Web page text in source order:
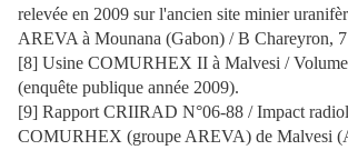
relevée en 2009 sur l'ancien site minier
AREVA à Mounana (Gabon) / B Chareyron, 7
[8] Usine COMURHEX II à Malvesi /
(enquête publique année 2009).
[9] Rapport CRIIRAD N°06-88 / Impact
COMURHEX (groupe AREVA) de Malvesi